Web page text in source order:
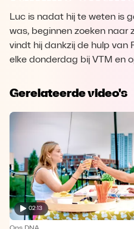
Luc is nadat hij te weten is
was, beginnen zoeken naar
vindt hij dankzij de hulp van
elke donderdag bij VTM en
Gerelateerde video's
02:13